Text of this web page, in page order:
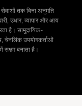
सेवाओं तक बिना अनुमति
उधार, व्यापार और आय
है। सामुदायिक-
चेनलिंक उपयोगकर्ताओं
सक्षम बनाता है।